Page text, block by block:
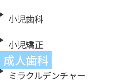
小児歯科
小児矯正
成人歯科
ミラクルデンチャー